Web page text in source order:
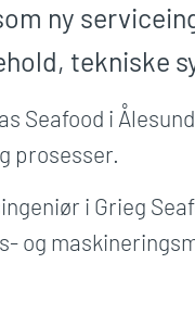
ny
tekniske
Seafood i
prosesser.
i Grieg
og